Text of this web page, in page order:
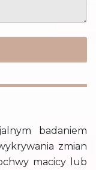
badaniem
zmian
macicy lub